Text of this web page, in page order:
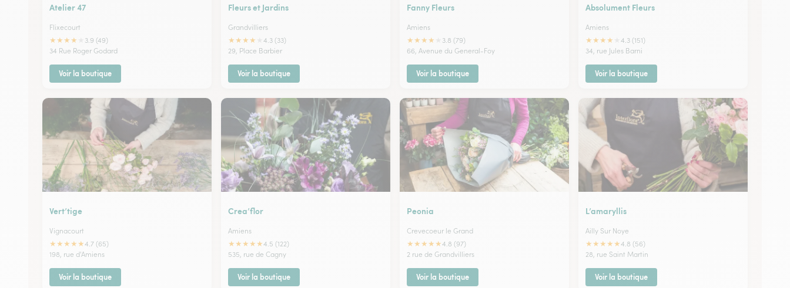
Atelier 47
Flixecourt
★★★★
3.9 (49)
34 Rue Roger Godard
Voir la boutique
Fleurs et Jardins
Grandvilliers
★★★★
4.3 (33)
29, Place Barbier
Voir la boutique
Fanny Fleurs
Amiens
★★★★
3.8 (79)
66, Avenue du General-Foy
Voir la boutique
Absolument Fleurs
Amiens
★★★★
4.3 (151)
34, rue Jules Barni
Voir la boutique
Vert’tige
Vignacourt
★★★★★4.7 (65)
198, rue d'Amiens
Voir la boutique
Crea’flor
Amiens
★★★★★4.5 (122)
535, rue de Cagny
Voir la boutique
Peonia
Crevecoeur le Grand
★★★★★4.8 (97)
2 rue de Grandvilliers
Voir la boutique
L’amaryllis
Ailly Sur Noye
★★★★★4.8 (56)
28, rue Saint Martin
Voir la boutique